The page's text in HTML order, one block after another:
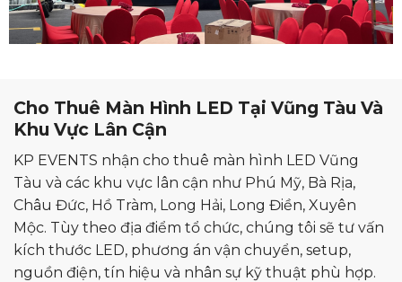
Cho Thuê Màn Hình LED Tại Vũng Tàu Và
Khu Vực Lân Cận
KP EVENTS nhận cho thuê màn hình LED Vũng
Tàu và các khu vực lân cận như Phú Mỹ, Bà Rịa,
Châu Đức, Hồ Tràm, Long Hải, Long Điền, Xuyên
Mộc. Tùy theo địa điểm tổ chức, chúng tôi sẽ tư vấn
kích thước LED, phương án vận chuyển, setup,
nguồn điện, tín hiệu và nhân sự kỹ thuật phù hợp.